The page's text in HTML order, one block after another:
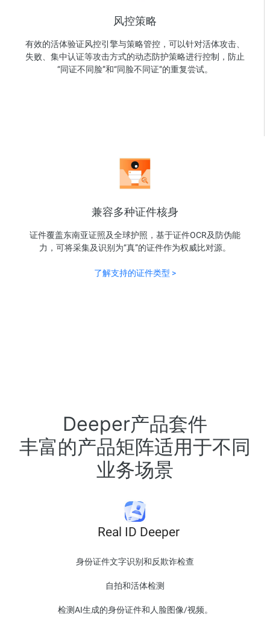
风控策略
有效的活体验证风控引擎与策略管控，可以针对活体攻击、
失败、集中认证等攻击方式的动态防护策略进行控制，防止
“同证不同脸”和“同脸不同证”的重复尝试。
兼容多种证件核身
证件覆盖东南亚证照及全球护照，基于证件OCR及防伪能
力，可将采集及识别为“真”的证件作为权威比对源。
了解支持的证件类型 >
Deeper产品套件
丰富的产品矩阵适用于不同
业务场景
Real ID Deeper
身份证件文字识别和反欺诈检查
自拍和活体检测
检测AI生成的身份证件和人脸图像/视频。